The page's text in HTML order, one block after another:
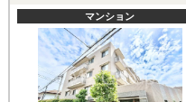
マンション